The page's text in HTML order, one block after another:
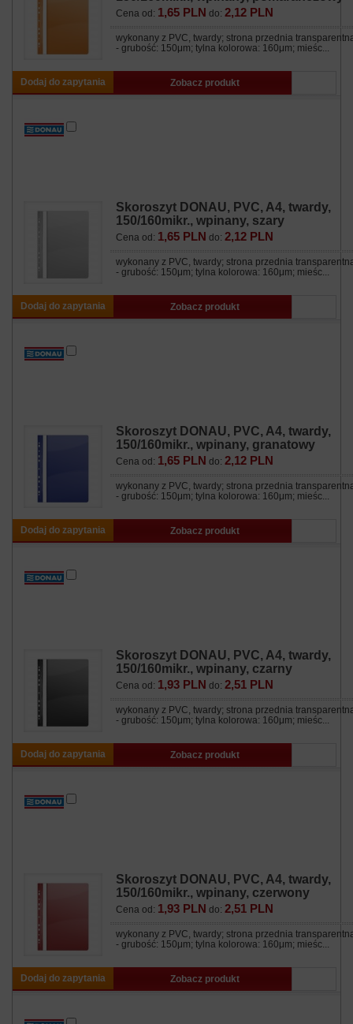
Cena od: 1,65 PLN do: 2,12 PLN
wykonany z PVC, twardy; strona przednia
- grubość: 150μm; tylna kolorowa: 160μm; mieśc...
Dodaj do zapytania Zobacz produkt
Skoroszyt DONAU, PVC, A4, twardy,
150/160mikr., wpinany, szary
Cena od: 1,65 PLN do: 2,12 PLN
wykonany z PVC, twardy; strona przednia
- grubość: 150μm; tylna kolorowa: 160μm; mieśc...
Dodaj do zapytania Zobacz produkt
Skoroszyt DONAU, PVC, A4, twardy,
150/160mikr., wpinany, granatowy
Cena od: 1,65 PLN do: 2,12 PLN
wykonany z PVC, twardy; strona przednia
- grubość: 150μm; tylna kolorowa: 160μm; mieśc...
Dodaj do zapytania Zobacz produkt
Skoroszyt DONAU, PVC, A4, twardy,
150/160mikr., wpinany, czarny
Cena od: 1,93 PLN do: 2,51 PLN
wykonany z PVC, twardy; strona przednia
- grubość: 150μm; tylna kolorowa: 160μm; mieśc...
Dodaj do zapytania Zobacz produkt
Skoroszyt DONAU, PVC, A4, twardy,
150/160mikr., wpinany, czerwony
Cena od: 1,93 PLN do: 2,51 PLN
wykonany z PVC, twardy; strona przednia
- grubość: 150μm; tylna kolorowa: 160μm; mieśc...
Dodaj do zapytania Zobacz produkt